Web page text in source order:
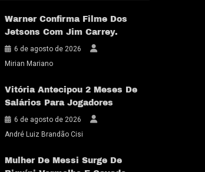
Warner Confirma Filme Dos
Jetsons Com Jim Carrey.
6 de agosto de 2026
Mirian Mariano
Vitória Antecipou 2 Meses De
Salários Para Jogadores
6 de agosto de 2026
André Luiz Brandão Cisi
Mulher De Messi Surge De